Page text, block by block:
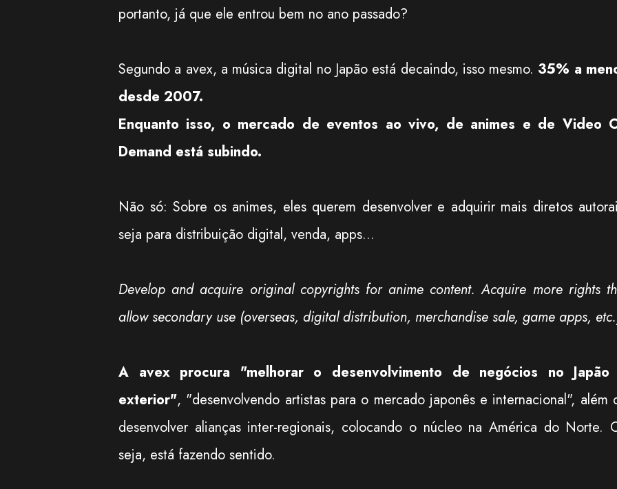
portanto, já que ele entrou bem no ano passado?
Segundo a avex, a música digital no Japão está decaindo, isso mesmo. 35% a
desde 2007.
Enquanto isso, o mercado de eventos ao vivo, de animes e de Video
Demand está subindo.
Não só: Sobre os animes, eles querem desenvolver e adquirir mais diretos
seja para distribuição digital, venda, apps...
Develop and acquire original copyrights for anime content. Acquire more rights
allow secondary use (overseas, digital distribution, merchandise sale, game apps,
A avex procura "melhorar o desenvolvimento de negócios no
exterior", "desenvolvendo artistas para o mercado japonês e internacional", além
desenvolver alianças inter-regionais, colocando o núcleo na América do Norte.
seja, está fazendo sentido.